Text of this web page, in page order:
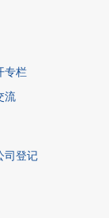
专栏
流
司登记